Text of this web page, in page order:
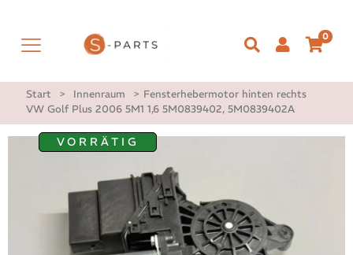
0
Start > Innenraum > Fensterhebermotor hinten rechts
VW Golf Plus 2006 5M1 1,6 5M0839402, 5M0839402A
VORRÄTIG